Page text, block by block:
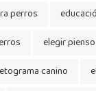
perros
elegir pienso
etograma canino